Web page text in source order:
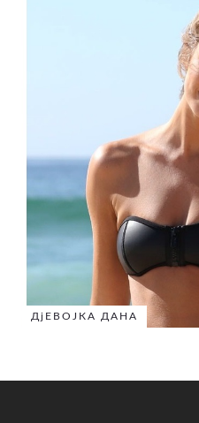
ДјЕВОЈКА ДАНА